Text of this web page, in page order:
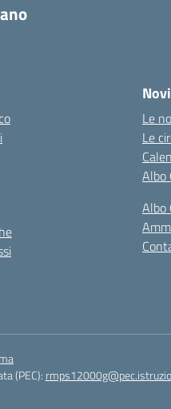
Le
Le
Albo
Albo
(PEC):